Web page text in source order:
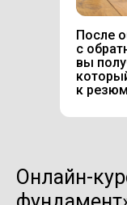
После
с
вы
к
Онлайн-